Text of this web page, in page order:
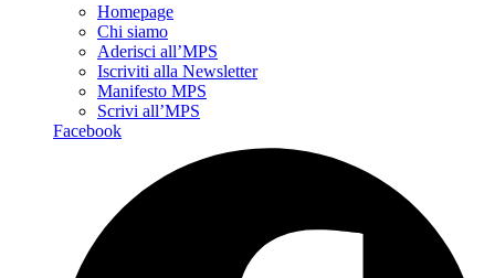
Homepage
Chi siamo
Aderisci all’MPS
Iscriviti alla Newsletter
Manifesto MPS
Scrivi all’MPS
Facebook